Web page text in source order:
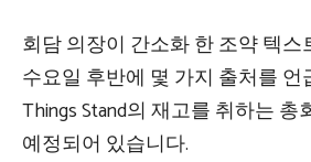
회담 의장이 간소화 한 조약 텍
수요일 후반에 몇 가지 출처를 언
Things Stand의 재고를 취하는 총
예정되어 있습니다.